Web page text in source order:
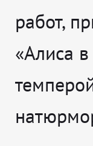
работ,
«Алиса